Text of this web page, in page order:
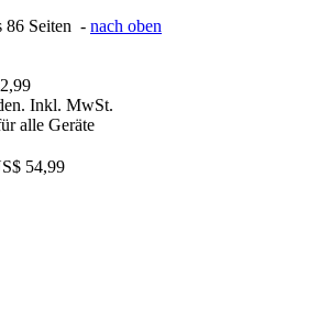
86 Seiten - nach oben
Inkl. MwSt.
alle Geräte
54,99